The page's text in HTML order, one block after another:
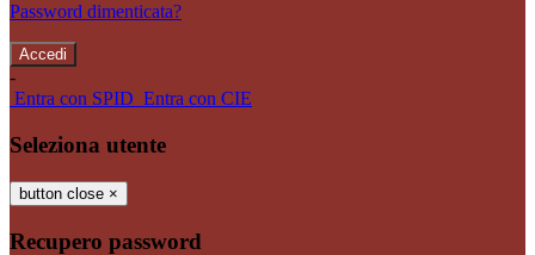
Password dimenticata?
-
Entra con SPID Entra con CIE
Seleziona utente
button close ×
Recupero password